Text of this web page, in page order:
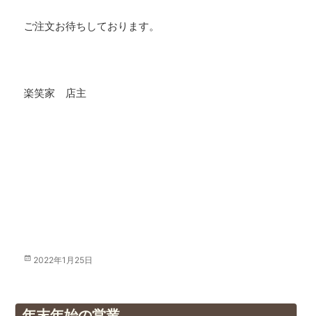
ご注文お待ちしております。
楽笑家 店主
投
2022年1月25日